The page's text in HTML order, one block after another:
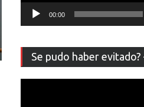
00:00
Se pudo haber evitado?